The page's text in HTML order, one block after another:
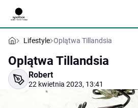
Lifestyle Oplątwa Tillandsia
Oplątwa Tillandsia
Robert
22 kwietnia 2023, 13:41